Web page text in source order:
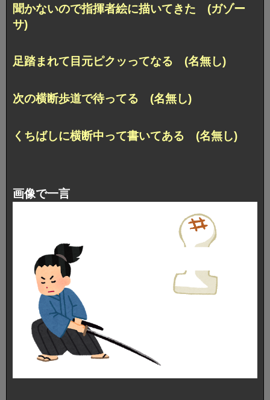
聞かないので指揮者絵に描いてきた (ガゾー
サ)
足踏まれて目元ピクッってなる (名無し)
次の横断歩道で待ってる (名無し)
くちばしに横断中って書いてある (名無し)
画像で一言